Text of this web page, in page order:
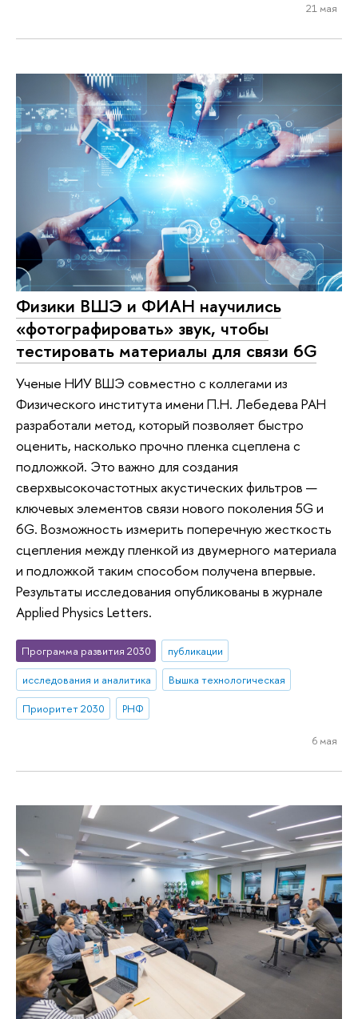
21 мая
Физики ВШЭ и ФИАН научились
«фотографировать» звук, чтобы
тестировать материалы для связи 6G
Ученые НИУ ВШЭ совместно с коллегами из
Физического института имени П.Н. Лебедева РАН
разработали метод, который позволяет быстро
оценить, насколько прочно пленка сцеплена с
подложкой. Это важно для создания
сверхвысокочастотных акустических фильтров —
ключевых элементов связи нового поколения 5G и
6G. Возможность измерить поперечную жесткость
сцепления между пленкой из двумерного материала
и подложкой таким способом получена впервые.
Результаты исследования опубликованы в журнале
Applied Physics Letters.
Программа развития 2030
публикации
исследования и аналитика
Вышка технологическая
Приоритет 2030
РНФ
6 мая